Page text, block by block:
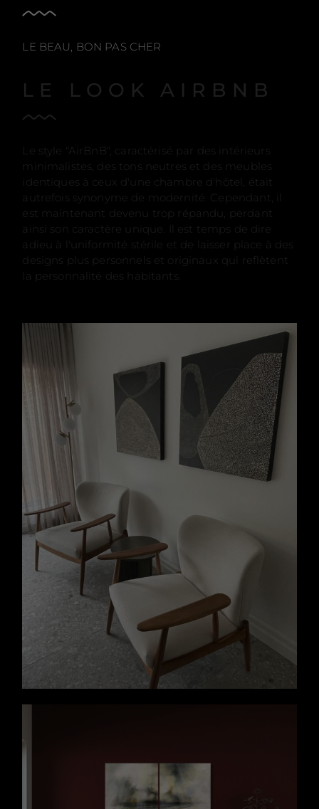
LE BEAU, BON PAS CHER
LE LOOK AIRBNB
Le style "AirBnB", caractérisé par des intérieurs
minimalistes, des tons neutres et des meubles
identiques à ceux d'une chambre d'hôtel, était
autrefois synonyme de modernité. Cependant, il
est maintenant devenu trop répandu, perdant
ainsi son caractère unique. Il est temps de dire
adieu à l'uniformité stérile et de laisser place à des
designs plus personnels et originaux qui reflètent
la personnalité des habitants.